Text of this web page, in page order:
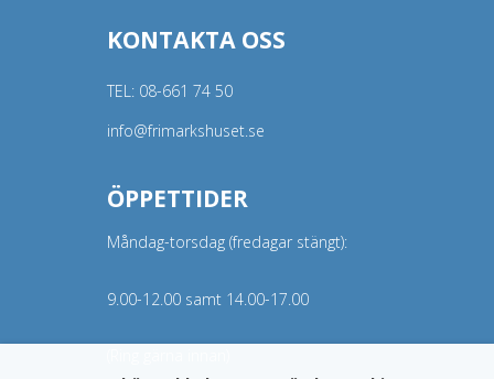
KONTAKTA OSS
TEL: 08-661 74 50
info@frimarkshuset.se
ÖPPETTIDER
Måndag-torsdag (fredagar stängt):
9.00-12.00 samt 14.00-17.00